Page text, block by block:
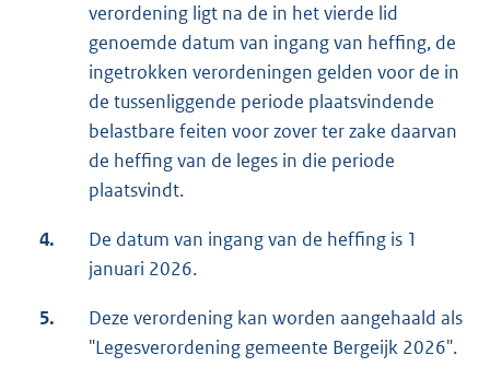
verordening ligt na de in het vierde lid
genoemde datum van ingang van heffing, de
ingetrok­ken verordeningen gelden voor de in
de tussenliggende periode plaatsvinden­de
belastbare feiten voor zover ter zake daarvan
de heffing van de leges in die periode
plaatsvindt.
4.
De datum van ingang van de heffing is 1
januari 2026.
5.
Deze verordening kan worden aangehaald als
"Legesverordening gemeente Bergeijk 2026".